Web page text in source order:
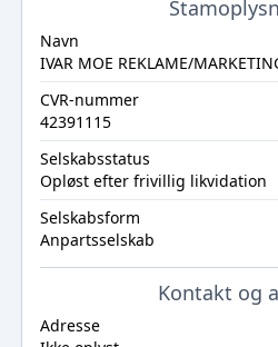
Navn
IVAR MOE REKLAME/
CVR-nummer
42391115
Selskabsstatus
Opløst efter frivillig likvidation
Selskabsform
Anpartsselskab
Kontakt og
Adresse